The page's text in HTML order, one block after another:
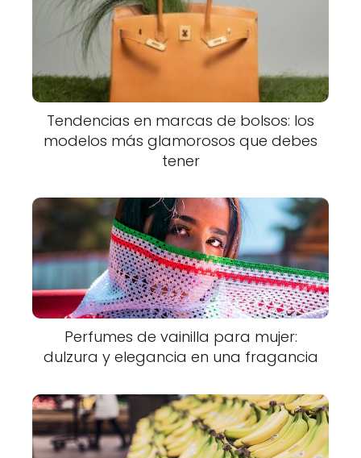
Tendencias en marcas de bolsos: los
modelos más glamorosos que debes
tener
Perfumes de vainilla para mujer:
dulzura y elegancia en una fragancia